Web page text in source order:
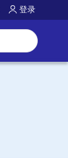
登录